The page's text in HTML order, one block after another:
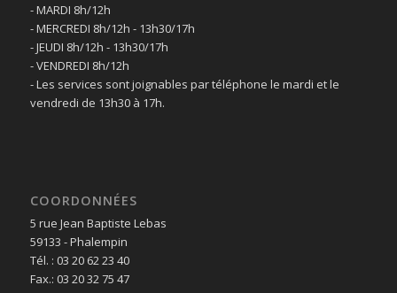
- MARDI 8h/12h
- MERCREDI 8h/12h - 13h30/17h
- JEUDI 8h/12h - 13h30/17h
- VENDREDI 8h/12h
- Les services sont joignables par téléphone le mardi et le
vendredi de 13h30 à 17h.
COORDONNÉES
5 rue Jean Baptiste Lebas
59133 - Phalempin
Tél. : 03 20 62 23 40
Fax.: 03 20 32 75 47